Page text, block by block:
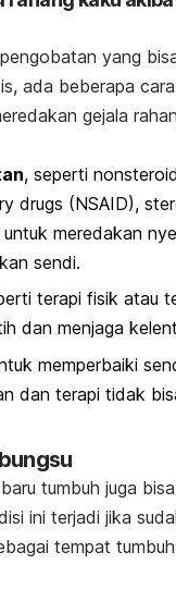
yang
ada beberapa
gejala
, seperti n
drugs (NSAID),
meredakan
sendi.
terapi fisik atau
dan menjaga
memperbaiki
dan terapi tidak
tumbuh juga
ini terjadi jika
tempat